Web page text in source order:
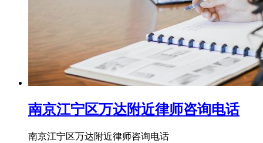
南京江宁区万达附近律师咨询电话
南京江宁区万达附近律师咨询电话